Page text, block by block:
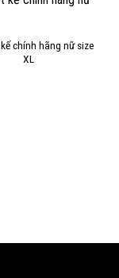
chính hãng nữ size
XL